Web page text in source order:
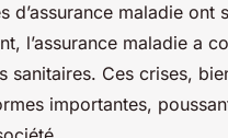
d’assurance maladie ont
l’assurance maladie a
Ces crises,
importantes,